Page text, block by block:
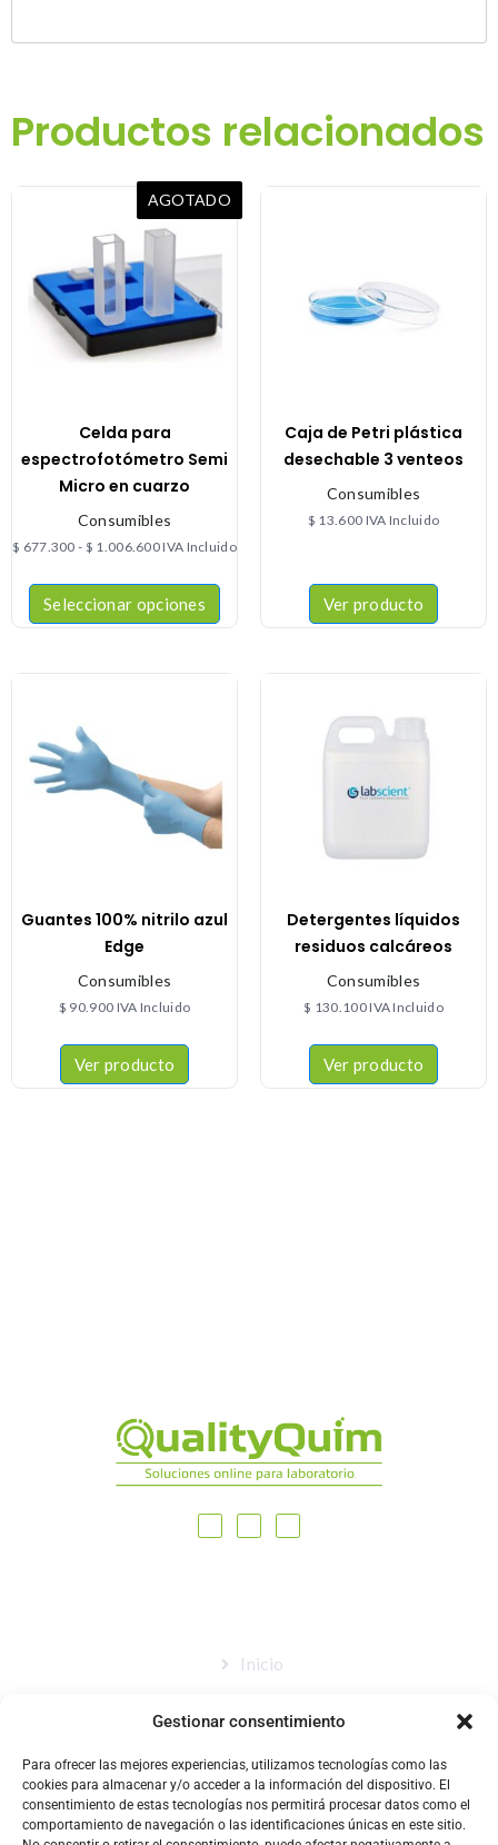
Gestionar consentimiento
Para ofrecer las mejores experiencias, utilizamos tecnologías como las
cookies para almacenar y/o acceder a la información del dispositivo. El
consentimiento de estas tecnologías nos permitirá procesar datos como el
comportamiento de navegación o las identificaciones únicas en este sitio.
Productos relacionados
AGOTADO
Celda para
espectrofotómetro Semi
Micro en cuarzo
Consumibles
$ 677.300 - $ 1.006.600IVA Incluido
Seleccionar opciones
Caja de Petri plástica
desechable 3 venteos
Consumibles
$ 13.600 IVA Incluido
Ver producto
Guantes 100% nitrilo azul
Edge
Consumibles
$ 90.900 IVA Incluido
Ver producto
Detergentes líquidos
residuos calcáreos
Consumibles
$ 130.100IVA Incluido
Ver producto
Inicio
Catálogo
Blog